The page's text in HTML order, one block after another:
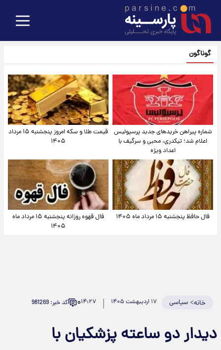
گوناگون
شماره پیراهن خریدهای جدید پرسپولیس
اعلام شد؛ تیکدری، محبی و سرگیف با
اعداد ویژه
قیمت طلا و سکه امروز پنجشنبه ۱۵ مرداد
۱۴۰۵
فال حافظ پنجشنبه ۱۵ مرداد ماه ۱۴۰۵
فال قهوه روزانه پنجشنبه ۱۵ مرداد ماه
۱۴۰۵
خانه>سیاسی ۱۷ اردیبهشت ۱۴۰۵ ۱۴:۲۷۰ کد خبر: 981269
دیدار دو ساعته پزشکیان با